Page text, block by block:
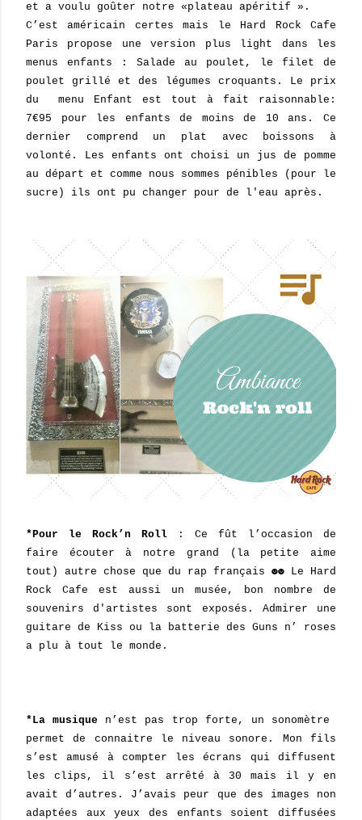
et a voulu goûter notre «plateau apéritif ».
C’est américain certes mais le Hard Rock Cafe
Paris propose une version plus light dans les
menus enfants : Salade au poulet, le filet de
poulet grillé et des légumes croquants. Le prix
du menu Enfant est tout à fait raisonnable:
7€95 pour les enfants de moins de 10 ans. Ce
dernier comprend un plat avec boissons à
volonté. Les enfants ont choisi un jus de pomme
au départ et comme nous sommes pénibles (pour le
sucre) ils ont pu changer pour de l'eau après.
*Pour le Rock’n Roll : Ce fût l’occasion de
faire écouter à notre grand (la petite aime
tout) autre chose que du rap français ☻☻ Le Hard
Rock Cafe est aussi un musée, bon nombre de
souvenirs d'artistes sont exposés . Admirer une
guitare de Kiss ou la batterie des Guns n’ roses
a plu à tout le monde.
*La musique n’est pas trop forte, un sonomètre
permet de connaitre le niveau sonore. Mon fils
s’est amusé à compter les écrans qui diffusent
les clips, il s’est arrêté à 30 mais il y en
avait d’autres. J’avais peur que des images non
adaptées aux yeux des enfants soient diffusées